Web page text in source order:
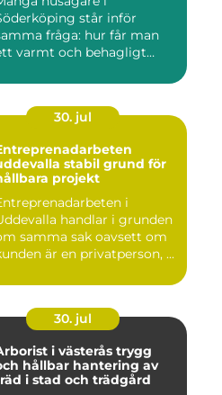
står inför
fråga: hur får man
varmt och behagligt
30. jul
stabil grund för
projekt
i
handlar i grunden
samma sak oavsett om
är en privatperson, ...
30. jul
i västerås trygg
hållbar hantering av
i stad och trädgård